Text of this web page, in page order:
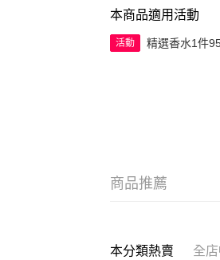
本商品適用活動
活動 精選香水1件
商品推薦
本分類熱賣 全